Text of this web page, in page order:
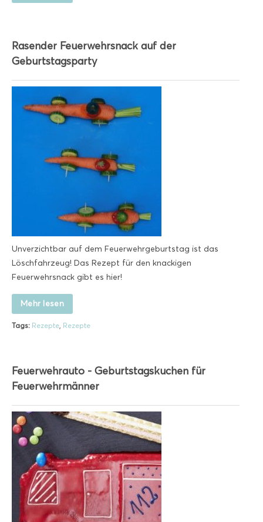
Rasender Feuerwehrsnack auf der
Geburtstagsparty
Unverzichtbar auf dem Feuerwehrgeburtstag ist das
Löschfahrzeug! Das Rezept für den knackigen
Feuerwehrsnack gibt es hier!
Mehr lesen
Tags: Rezepte, Rezepte
Feuerwehrauto - Geburtstagskuchen für
Feuerwehrmänner